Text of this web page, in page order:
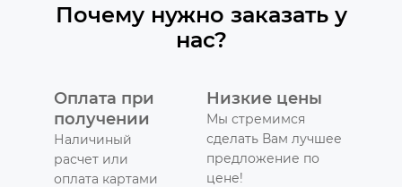
Почему нужно заказать у
нас?
Оплата при
получении
Наличиный
расчет или
оплата картами
Низкие цены
Мы стремимся
сделать Вам лучшее
предложение по
цене!